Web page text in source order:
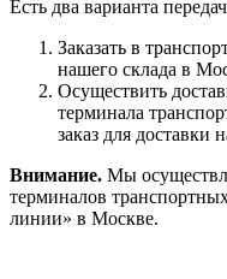
Есть два варианта
Заказать в
нашего склада в
Осуществить
терминала
заказ для доставки
Внимание. Мы
терминалов
линии» в Москве.